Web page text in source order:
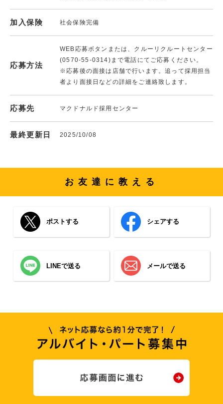
加入保険 社会保険完備
応募方法
WEB応募ボタンまたは、クルーリクルートセンター
(0570-55-0314)まで電話にてご応募ください。
※応募後の面接は店舗で行います。追って採用担当
者より面接日などの詳細をご連絡致します。
応募先 マクドナルド採用センター
最終更新日 2025/10/08
お友達に教える
ポストする シェアする
LINEで送る メールで送る